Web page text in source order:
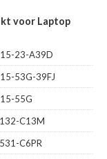
voor Laptop
23-A39D
53G-39FJ
55G
C13M
C6PR